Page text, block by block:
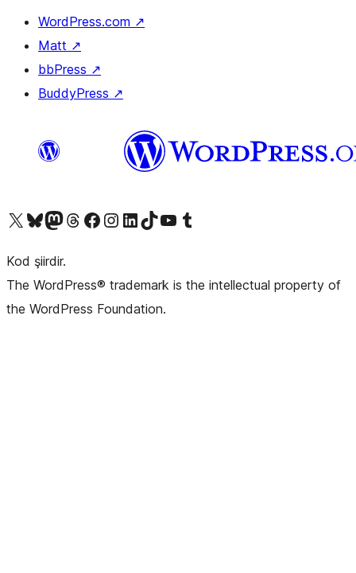
WordPress.com ↗
Matt ↗
bbPress ↗
BuddyPress ↗
X (eski Twitter) hesabımıza bakın
Bluesky hesabımızı ziyaret edinMastodon hesabımızı ziyaret edinThreads hesabımızı ziyaret edinFacebook sayfamızı ziyaret edinInstagram hesabımızı ziyaret edinLinkedIn hesabımızı ziyaret edinTikTok hesabımızı ziyaret edinYouTube kanalımızı ziyaret edinTumblr hesabımızı ziyaret edin
Kod şiirdir.
The WordPress® trademark is the intellectual property of
the WordPress Foundation.